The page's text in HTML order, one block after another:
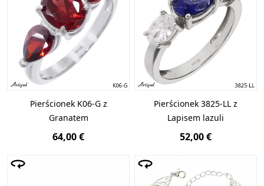
Pierścionek K06-G z
Granatem
64,00 €
Pierścionek 3825-LL z
Lapisem lazuli
52,00 €